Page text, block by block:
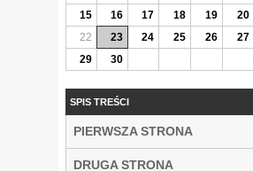
15
16 17 18 19 20
22
23 24 25 26 27
29
30
SPIS TREŚCI
PIERWSZA STRONA
DRUGA STRONA